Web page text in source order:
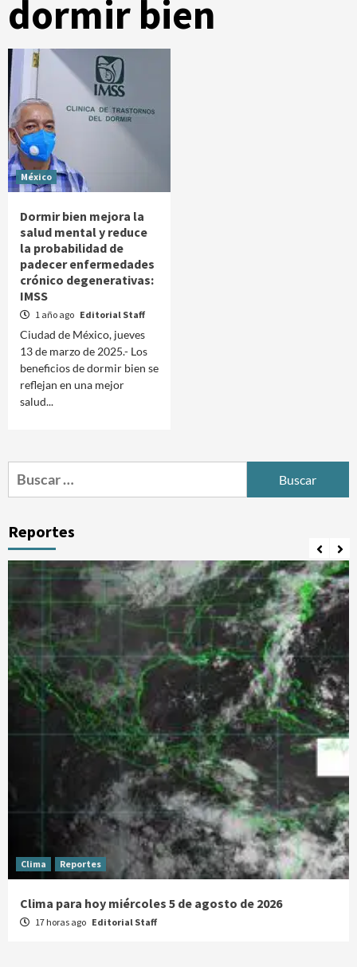
dormir bien
México
Dormir bien mejora la
salud mental y reduce
la probabilidad de
padecer enfermedades
crónico degenerativas:
IMSS
1 año ago Editorial Staff
Ciudad de México, jueves
13 de marzo de 2025.- Los
beneficios de dormir bien se
reflejan en una mejor
salud...
Buscar:
Reportes
Clima Reportes
Clima para hoy miércoles 5 de agosto de 2026
17 horas ago Editorial Staff